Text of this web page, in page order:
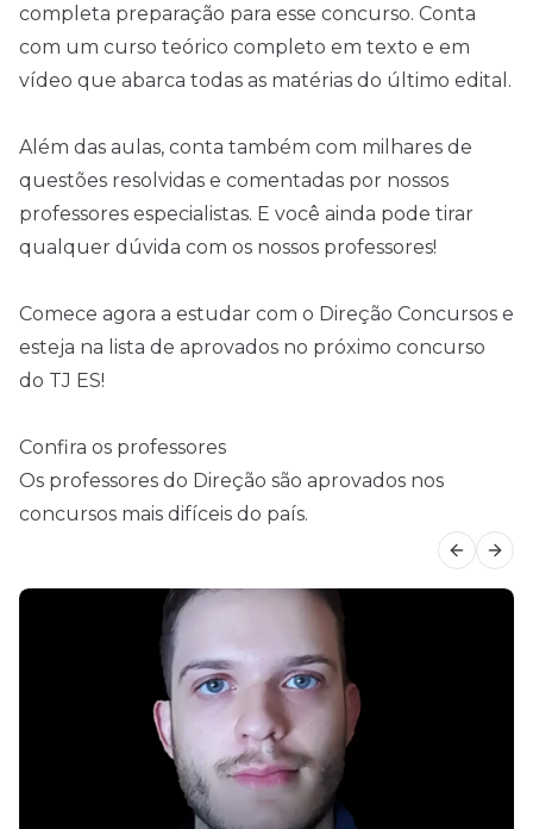
completa preparação para esse concurso. Conta
com um curso teórico completo em texto e em
vídeo que abarca todas as matérias do último edital.
Além das aulas, conta também com milhares de
questões resolvidas e comentadas por nossos
professores especialistas. E você ainda pode tirar
qualquer dúvida com os nossos professores!
Comece agora a estudar com o Direção Concursos e
esteja na lista de aprovados no próximo concurso
do TJ ES!
Confira os professores
Os professores do Direção são aprovados nos
concursos mais difíceis do país.